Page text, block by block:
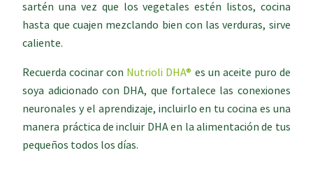
sartén una vez que los vegetales estén listos, cocina
hasta que cuajen mezclando bien con las verduras, sirve
caliente.
Recuerda cocinar con Nutrioli DHA® es un aceite puro de
soya adicionado con DHA, que fortalece las conexiones
neuronales y el aprendizaje, incluirlo en tu cocina es una
manera práctica de incluir DHA en la alimentación de tus
pequeños todos los días.